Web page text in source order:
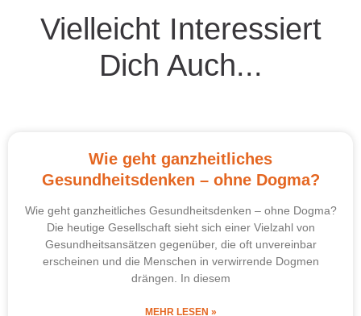
Vielleicht Interessiert
Dich Auch...
Wie geht ganzheitliches
Gesundheitsdenken – ohne Dogma?
Wie geht ganzheitliches Gesundheitsdenken – ohne Dogma?
Die heutige Gesellschaft sieht sich einer Vielzahl von
Gesundheitsansätzen gegenüber, die oft unvereinbar
erscheinen und die Menschen in verwirrende Dogmen
drängen. In diesem
MEHR LESEN »